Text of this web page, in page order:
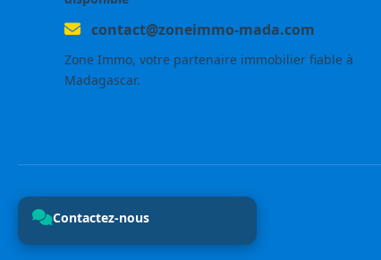
contact@zoneimmo-mada.com
Zone Immo, votre partenaire immobilier fiable à
Madagascar.
Contactez-nous